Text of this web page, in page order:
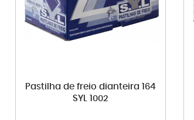
Pastilha de freio dianteira 164
SYL 1002